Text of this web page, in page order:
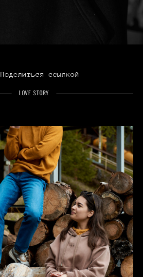
Поделиться ссылкой
LOVE STORY